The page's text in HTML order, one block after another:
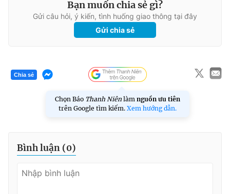
Bạn muốn chia sẻ gì?
Gửi câu hỏi, ý kiến, tình huống giao thông tại đây
Gửi chia sẻ
Chia sẻ
Chọn Báo Thanh Niên làm nguồn ưu tiên
trên Google tìm kiếm. Xem hướng dẫn.
Bình luận (0)